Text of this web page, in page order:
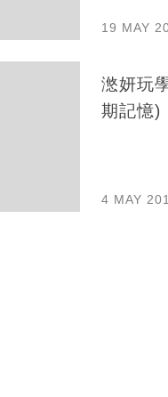
19 MAY
滺妍玩
期記憶)
4 MAY